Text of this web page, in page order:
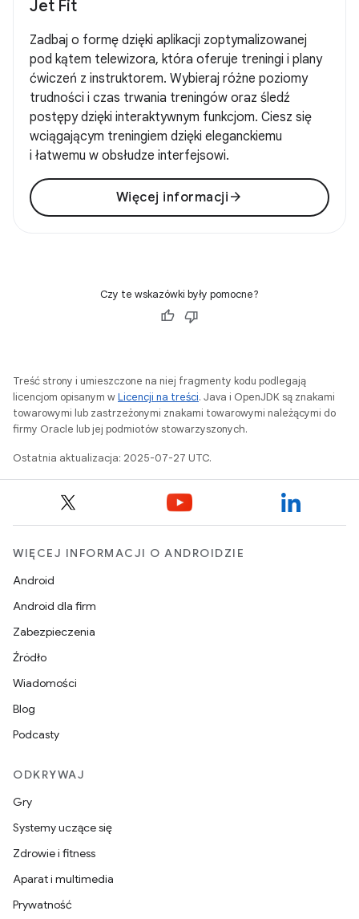
Jet Fit
Zadbaj o formę dzięki aplikacji zoptymalizowanej
pod kątem telewizora, która oferuje treningi i plany
ćwiczeń z instruktorem. Wybieraj różne poziomy
trudności i czas trwania treningów oraz śledź
postępy dzięki interaktywnym funkcjom. Ciesz się
wciągającym treningiem dzięki eleganckiemu
i łatwemu w obsłudze interfejsowi.
Więcej informacji arrow_forward
Czy te wskazówki były pomocne?
Treść strony i umieszczone na niej fragmenty kodu podlegają
licencjom opisanym wLicencji na treści. Java i OpenJDK są znakami
towarowymi lub zastrzeżonymi znakami towarowymi należącymi do
firmy Oracle lub jej podmiotów stowarzyszonych.
Ostatnia aktualizacja: 2025-07-27 UTC.
WIĘCEJ INFORMACJI O ANDROIDZIE
Android
Android dla firm
Zabezpieczenia
Źródło
Wiadomości
Blog
Podcasty
ODKRYWAJ
Gry
Systemy uczące się
Zdrowie i fitness
Aparat i multimedia
Prywatność